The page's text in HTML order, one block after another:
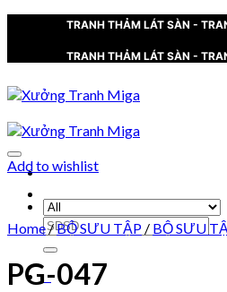
TRANH THẢM LÁT SÀN -
TRANH THẢM LÁT SÀN -
Search
for:
0
Add to wishlist
Home/BỘ SƯU TẬP / BỘ SƯU
PG-047